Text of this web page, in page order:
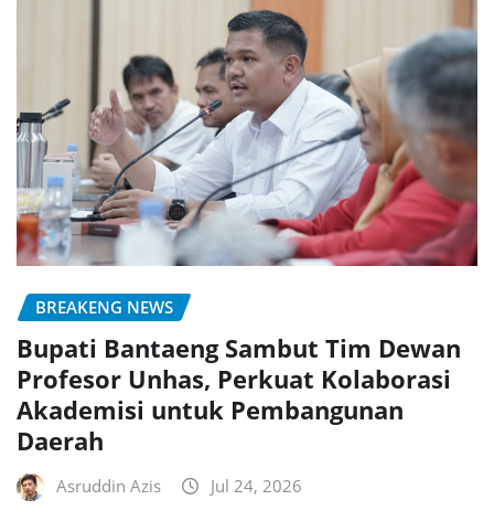
BREAKENG NEWS
Bupati Bantaeng Sambut Tim Dewan
Profesor Unhas, Perkuat Kolaborasi
Akademisi untuk Pembangunan
Daerah
Asruddin Azis Jul 24, 2026